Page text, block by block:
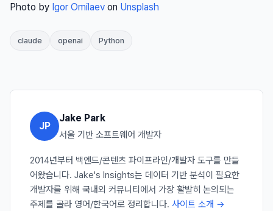
Photo by Igor Omilaev on Unsplash
claude openai Python
JP
Jake Park
서울 기반 소프트웨어 개발자
2014년부터 백엔드/콘텐츠 파이프라인/개발자 도구를 만들
어왔습니다. Jake's Insights는 데이터 기반 분석이 필요한
개발자를 위해 국내외 커뮤니티에서 가장 활발히 논의되는
주제를 골라 영어/한국어로 정리합니다. 사이트 소개 →